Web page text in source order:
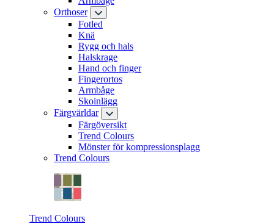
Orthoser
Fotled
Knä
Rygg och hals
Halskrage
Hand och finger
Fingerortos
Armbåge
Skoinlägg
Färgvärldar
Färgöversikt
Trend Colours
Mönster för kompressionsplagg
Trend Colours
Trend Colours